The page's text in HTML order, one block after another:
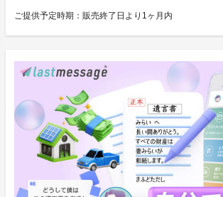
ご提供予定時期：販売終了日より1ヶ月内